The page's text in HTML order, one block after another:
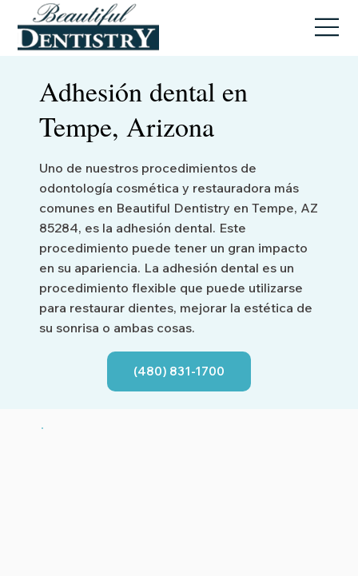
Adhesión dental en
Tempe, Arizona
Uno de nuestros procedimientos de
odontología cosmética y restauradora más
comunes en Beautiful Dentistry en Tempe, AZ
85284, es la adhesión dental. Este
procedimiento puede tener un gran impacto
en su apariencia. La adhesión dental es un
procedimiento flexible que puede utilizarse
para restaurar dientes, mejorar la estética de
su sonrisa o ambas cosas.
(480) 831-1700